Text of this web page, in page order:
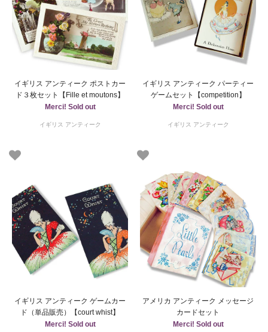
イギリス アンティーク ポストカー
ド３枚セット【Fille et moutons】
Merci! Sold out
イギリス アンティーク
イギリス アンティーク パーティー
ゲームセット【competition】
Merci! Sold out
イギリス アンティーク
イギリス アンティーク ゲームカー
ド（単品販売）【court whist】
Merci! Sold out
アメリカ アンティーク メッセージ
カードセット
Merci! Sold out